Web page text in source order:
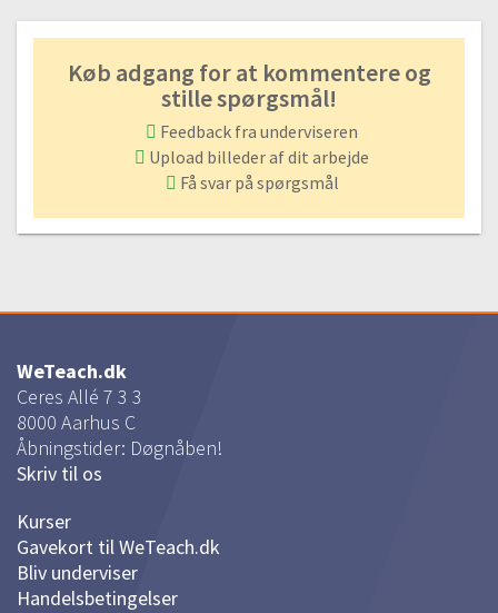
Køb adgang for at kommentere og
stille spørgsmål!
Feedback fra underviseren
Upload billeder af dit arbejde
Få svar på spørgsmål
WeTeach.dk
Ceres Allé 7 3 3
8000 Aarhus C
Åbningstider: Døgnåben!
Skriv til os
Kurser
Gavekort til WeTeach.dk
Bliv underviser
Handelsbetingelser